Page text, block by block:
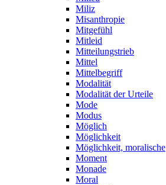
Miliz
Misanthropie
Mitgefühl
Mitleid
Mitteilungstrieb
Mittel
Mittelbegriff
Modalität
Modalität der Urteile
Mode
Modus
Möglich
Möglichkeit
Möglichkeit, moralische
Moment
Monade
Moral